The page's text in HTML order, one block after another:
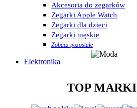
Akcesoria do zegarków
Zegarki Apple Watch
Zegarki dla dzieci
Zegarki męskie
Zobacz pozostałe
Elektronika
TOP MARKI